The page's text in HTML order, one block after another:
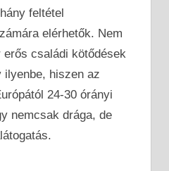
feltétel
elérhetők. Nem
családi kötődések
ilyenbe, hiszen az
24-30 órányi
nemcsak drága, de